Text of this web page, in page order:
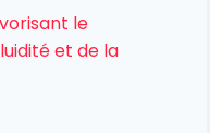
le
et de la